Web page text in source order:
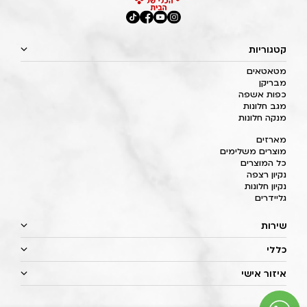
קטגוריות
מטאטאים
מבריקן
כפות אשפה
מגב חלונות
מנקה חלונות
מארזים
מוצרים משלימים
כל המוצרים
נקיון רצפה
נקיון חלונות
גליידרים
שירות
כללי
איזור אישי